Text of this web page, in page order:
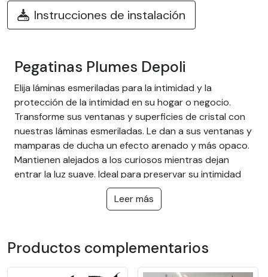
Instrucciones de instalación
Pegatinas Plumes Depoli
Elija láminas esmeriladas para la intimidad y la
protección de la intimidad en su hogar o negocio.
Transforme sus ventanas y superficies de cristal con
nuestras láminas esmeriladas. Le dan a sus ventanas y
mamparas de ducha un efecto arenado y más opaco.
Mantienen alejados a los curiosos mientras dejan
entrar la luz suave. Ideal para preservar su intimidad
sin oscurecer la habitación y protegerle de las
esmeriladas:
Elimina el exceso de reflejos cercanos y lejanos.
Leer más
Productos complementarios